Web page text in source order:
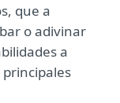
que a
o adivinar
a
principales